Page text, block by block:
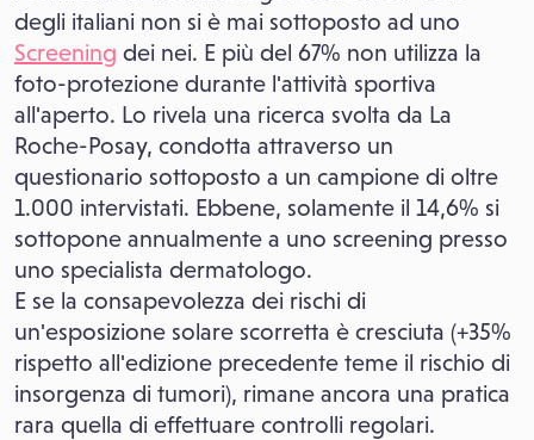
degli italiani non si è mai sottoposto ad uno
Screening dei nei. E più del 67% non utilizza la
foto-protezione durante l'attività sportiva
all'aperto. Lo rivela una ricerca svolta da La
Roche-Posay, condotta attraverso un
questionario sottoposto a un campione di oltre
1.000 intervistati. Ebbene, solamente il 14,6% si
sottopone annualmente a uno screening presso
uno specialista dermatologo.
E se la consapevolezza dei rischi di
un'esposizione solare scorretta è cresciuta (+35%
rispetto all'edizione precedente teme il rischio di
insorgenza di tumori), rimane ancora una pratica
rara quella di effettuare controlli regolari.